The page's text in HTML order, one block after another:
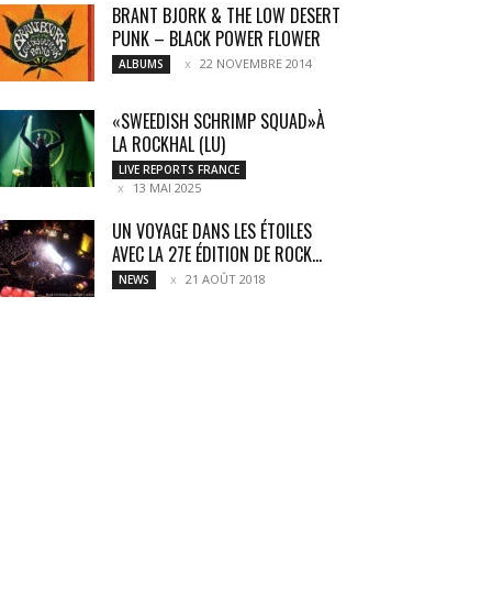
BRANT BJORK & THE LOW DESERT
PUNK – BLACK POWER FLOWER
ALBUMS 22 NOVEMBRE 2014
«SWEEDISH SCHRIMP SQUAD»À
LA ROCKHAL (LU)
LIVE REPORTS FRANCE
13 MAI 2025
UN VOYAGE DANS LES ÉTOILES
AVEC LA 27E ÉDITION DE ROCK...
NEWS 21 AOÛT 2018